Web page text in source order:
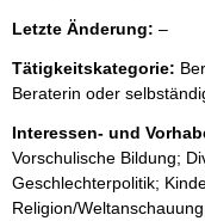
Letzte Änderung: –l
e
r
Tätigkeitskategorie:
Beraterin oder
Interessen- und
Vorschulische Bildung;
Geschlechterpolitik;
Religion/